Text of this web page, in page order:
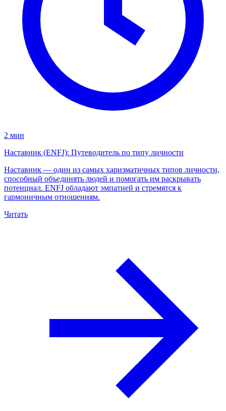
2 мин
Наставник (ENFJ): Путеводитель по типу личности
Наставник — один из самых харизматичных типов личности,
способный объединять людей и помогать им раскрывать
потенциал. ENFJ обладают эмпатией и стремятся к
гармоничным отношениям.
Читать